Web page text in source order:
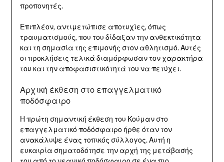
προπονητές.
Επιπλέον, αντιμετώπισε αποτυχίες, όπως
τραυματισμούς, που του δίδαξαν την ανθεκτικότητα
και τη σημασία της επιμονής στον αθλητισμό. Αυτές
οι προκλήσεις τελικά διαμόρφωσαν τον χαρακτήρα
του και την αποφασιστικότητά του να πετύχει.
Αρχική έκθεση στο επαγγελματικό
ποδόσφαιρο
Η πρώτη σημαντική έκθεση του Κούμαν στο
επαγγελματικό ποδόσφαιρο ήρθε όταν τον
ανακάλυψε ένας τοπικός σύλλογος. Αυτή η
ευκαιρία σηματοδότησε την αρχή της μετάβασής